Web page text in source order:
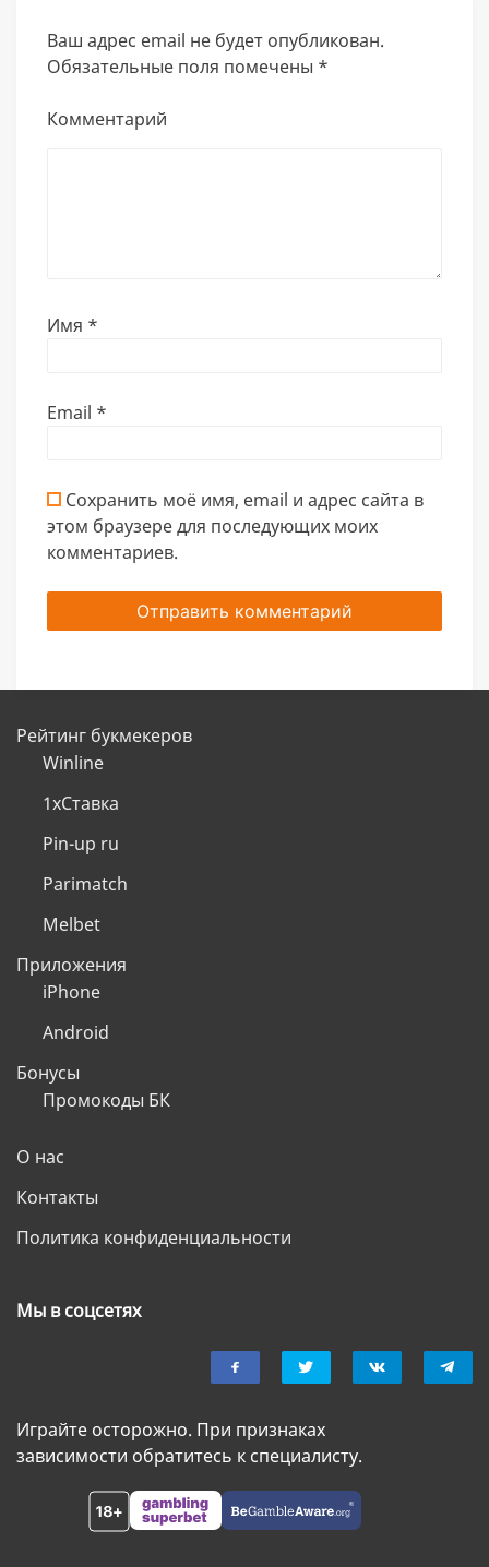
Ваш адрес email не будет опубликован.
Обязательные поля помечены *
Комментарий
Имя *
Email *
Сохранить моё имя, email и адрес сайта в
этом браузере для последующих моих
комментариев.
Рейтинг букмекеров
Winline
1хСтавка
Pin-up ru
Parimatch
Melbet
Приложения
iPhone
Android
Бонусы
Промокоды БК
О нас
Контакты
Политика конфиденциальности
Мы в соцсетях
Играйте осторожно. При признаках
зависимости обратитесь к специалисту.